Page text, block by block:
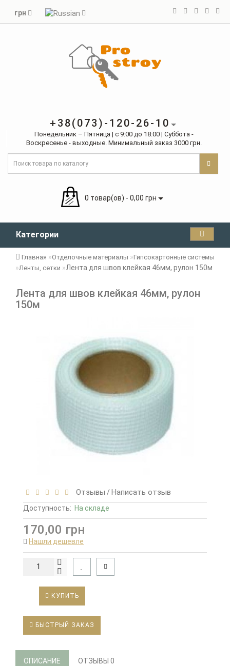
грн
+38(073)-120-26-10
Понедельник – Пятница | с 9:00 до 18:00 | Суббота -
Воскресенье - выходные. Минимальный заказ 3000 грн.
0 товар(ов) - 0,00 грн
Категории
Главная Отделочные материалы
Гипсокартонные системы
Ленты, сетки
Лента для швов клейкая 46мм, рулон 150м
Лента для швов клейкая 46мм, рулон
150м
Отзывы /Написать отзыв
Доступность: На складе
170,00 грн
Нашли дешевле
КУПИТЬ
БЫСТРЫЙ ЗАКАЗ
ОПИСАНИЕ ОТЗЫВЫ 0